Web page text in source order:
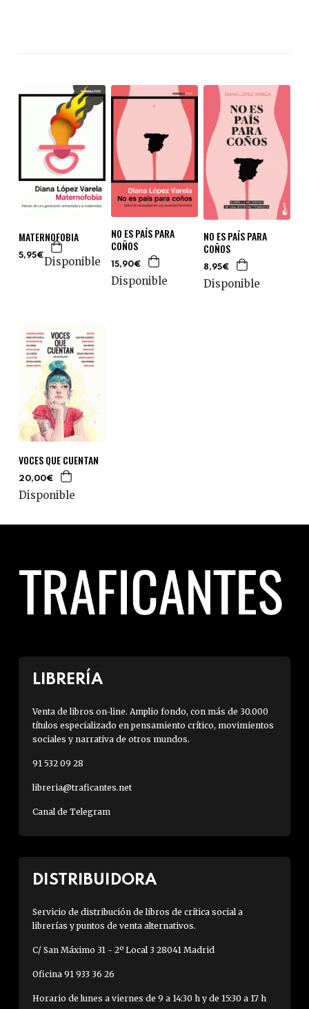
MATERNOFOBIA
5,95€Disponible
NO ES PAÍS PARA
COÑOS
15,90€
Disponible
NO ES PAÍS PARA
COÑOS
8,95€
Disponible
VOCES QUE CUENTAN
20,00€
Disponible
LIBRERÍA
Venta de libros on-line. Amplio fondo, con más de 30.000
títulos especializado en pensamiento crítico, movimientos
sociales y narrativa de otros mundos.
91 532 09 28
libreria@traficantes.net
Canal de Telegram
DISTRIBUIDORA
Servicio de distribución de libros de crítica social a
librerías y puntos de venta alternativos.
C/ San Máximo 31 - 2º Local 3 28041 Madrid
Oficina 91 933 36 26
Horario de lunes a viernes de 9 a 14:30 h y de 15:30 a 17 h